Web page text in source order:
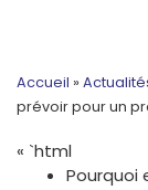
Accueil »
prévoir pour un
« `html
Pourquoi